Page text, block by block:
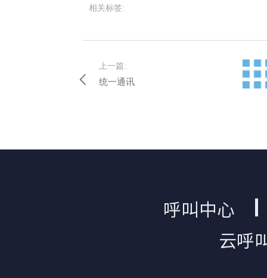
相关标签:
上一篇:
统一通讯
呼叫中心
云呼